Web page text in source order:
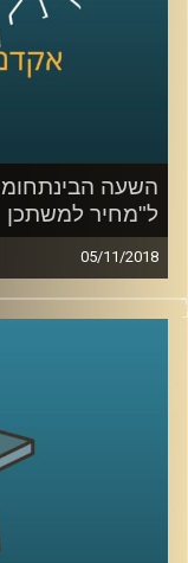
השעה
ל"מחיר למשתכן
05/11/2018
פרופסור עומר
בעיניו תכנית
מיליון שקל
הגיונית, על
יוקר הדיור
מהאוויר על